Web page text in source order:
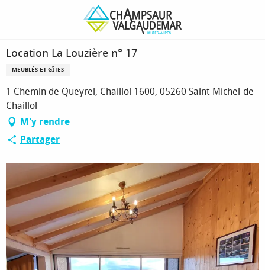
principal
Location La Louzière n° 17
Location La Louzière n° 17
MEUBLÉS ET GÎTES
1 Chemin de Queyrel, Chaillol 1600, 05260 Saint-Michel-de-
Chaillol
M'y rendre
Partager